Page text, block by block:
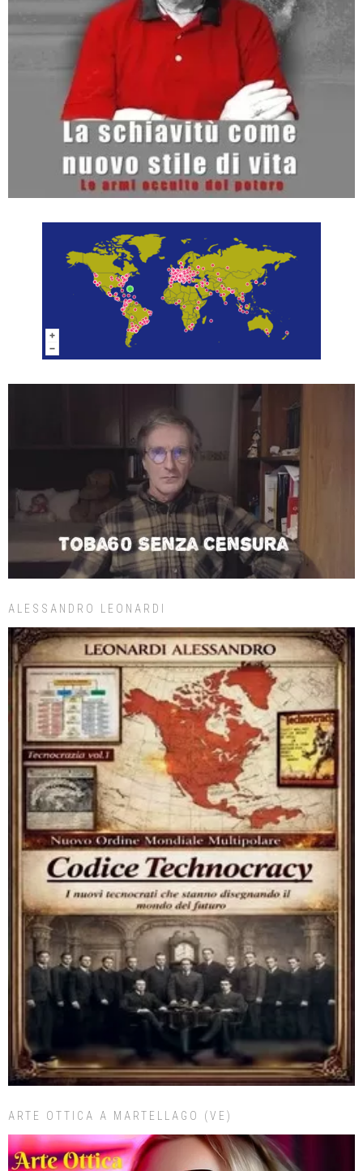
ALESSANDRO LEONARDI
ARTE OTTICA A MARTELLAGO (VE)